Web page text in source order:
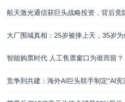
航天激光通信获巨头战略投资，背后竟
大厂围城真相：25岁被捧上天，35岁为
智能购票时代 人工售票窗口为谁而留？
竞争到共建：海外AI巨头联手制定“AI宪